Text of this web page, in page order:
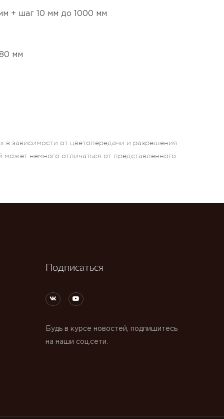
+ шаг 10 мм до 1000 мм
мм
в зависимости от цветопередачи и разрешения
немного отличаться от представленного
Подписаться
Будь в курсе новостей, подпишитесь
на наши соц.сети.